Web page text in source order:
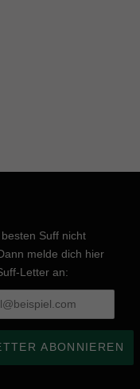
Suff nicht
melde dich hier
Letter an: